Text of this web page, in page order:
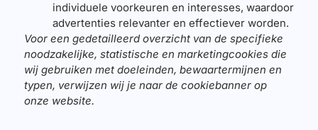
individuele voorkeuren en interesses, waardoor
advertenties relevanter en effectiever worden.
Voor een gedetailleerd overzicht van de specifieke
noodzakelijke, statistische en marketingcookies die
wij gebruiken met doeleinden, bewaartermijnen en
typen, verwijzen wij je naar de cookiebanner op
onze website.